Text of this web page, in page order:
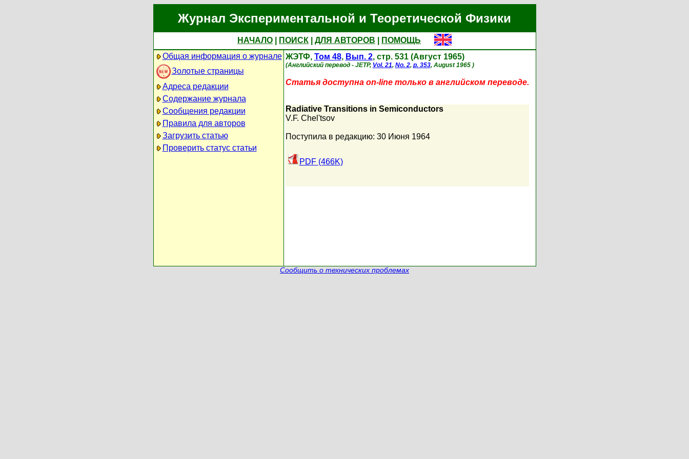
Журнал Экспериментальной и Теоретической Физики
НАЧАЛО ПОИСК ДЛЯ АВТОРОВ
ПОМОЩЬ
Общая информация о журнале
Золотые страницы
Адреса редакции
Содержание журнала
Сообщения редакции
Правила для авторов
Загрузить статью
Проверить статус статьи
ЖЭТФ, Том 48, Вып. 2, стр. 531 (Август 1965)
(Английский перевод - JETP, Vol. 21, No. 2, p. 353, August 1965 )
Статья доступна on-line только в английском переводе.
Radiative Transitions in Semiconductors
V.F. Chel'tsov
Поступила в редакцию: 30 Июня 1964
PDF (466K)
Сообщить о технических проблемах